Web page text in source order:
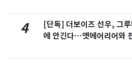
4
[단독] 더보이즈 선우, 그
에 안긴다…앳에어리어와